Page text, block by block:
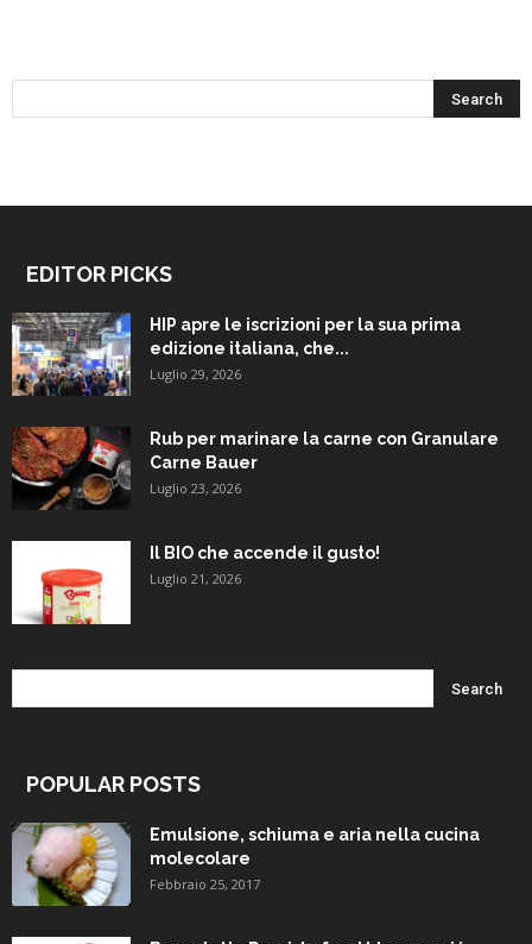
EDITOR PICKS
HIP apre le iscrizioni per la sua prima
edizione italiana, che...
Luglio 29, 2026
Rub per marinare la carne con Granulare
Carne Bauer
Luglio 23, 2026
Il BIO che accende il gusto!
Luglio 21, 2026
POPULAR POSTS
Emulsione, schiuma e aria nella cucina
molecolare
Febbraio 25, 2017